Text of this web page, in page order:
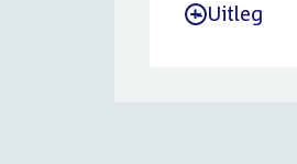
- Uitleg